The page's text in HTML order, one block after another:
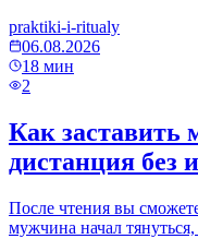
praktiki-i-ritualy
06.08.2026
18 мин
2
Как заставить
дистанция без
После чтения вы
мужчина начал тянуться,